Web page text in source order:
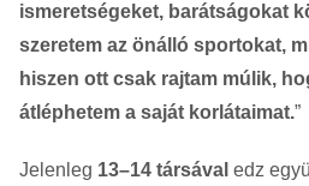
ismeretségeket, barátságokat
szeretem az önálló sportokat,
hiszen ott csak rajtam múlik,
átléphetem a saját korlátaimat.”
Jelenleg 13–14 társával edz